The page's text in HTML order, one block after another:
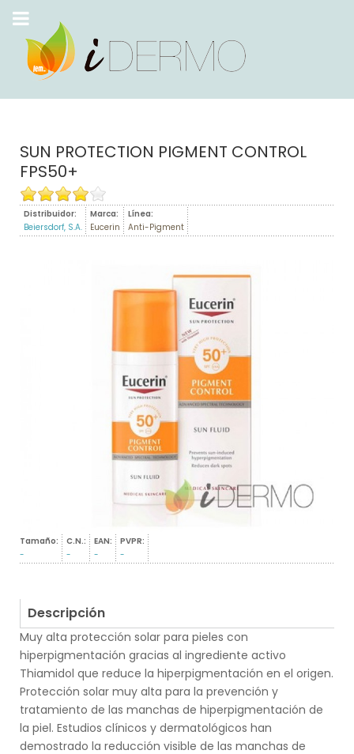
SUN PROTECTION PIGMENT CONTROL
FPS50+
Distribuidor:
Beiersdorf, S.A.
Marca:
Eucerin
Línea:
Anti-Pigment
Tamaño:
-
C.N.:
-
EAN:
-
PVPR:
-
Descripción
Muy alta protección solar para pieles con
hiperpigmentación gracias al ingrediente activo
Thiamidol que reduce la hiperpigmentación en el origen.
Protección solar muy alta para la prevención y
tratamiento de las manchas de hiperpigmentación de
la piel. Estudios clínicos y dermatológicos han
demostrado la reducción visible de las manchas de